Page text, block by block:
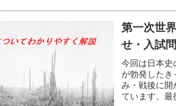
第一次世
せ・入試
今回は日本史
が勃発したき
み・戦後に開
ています。最